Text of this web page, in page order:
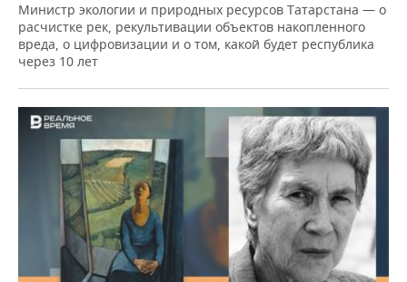
Министр экологии и природных ресурсов Татарстана — о
расчистке рек, рекультивации объектов накопленного
вреда, о цифровизации и о том, какой будет республика
через 10 лет